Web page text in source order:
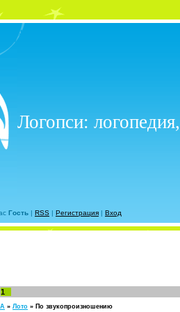
Логопси:
Гость | RSS | Регистрация | Вход
1
» Лото » По звукопроизношению